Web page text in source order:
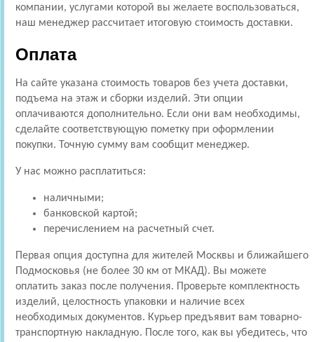
компании, услугами которой вы желаете воспользоваться,
наш менеджер рассчитает итоговую стоимость доставки.
Оплата
На сайте указана стоимость товаров без учета доставки,
подъема на этаж и сборки изделий. Эти опции
оплачиваются дополнительно. Если они вам необходимы,
сделайте соответствующую пометку при оформлении
покупки. Точную сумму вам сообщит менеджер.
У нас можно расплатиться:
наличными;
банковской картой;
перечислением на расчетный счет.
Первая опция доступна для жителей Москвы и ближайшего
Подмосковья (не более 30 км от МКАД). Вы можете
оплатить заказ после получения. Проверьте комплектность
изделий, целостность упаковки и наличие всех
необходимых документов. Курьер предъявит вам товарно-
транспортную накладную. После того, как вы убедитесь, что